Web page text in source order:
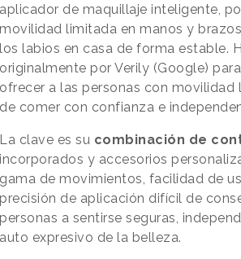
aplicador de maquillaje inteligente,
movilidad limitada en manos y
los labios en casa de forma estable.
originalmente por Verily (Google)
ofrecer a las personas con
de comer con confianza e
La clave es su combinación de
incorporados y accesorios
gama de movimientos, facilidad de
precisión de aplicación difícil de
personas a sentirse seguras,
auto expresivo de la belleza.